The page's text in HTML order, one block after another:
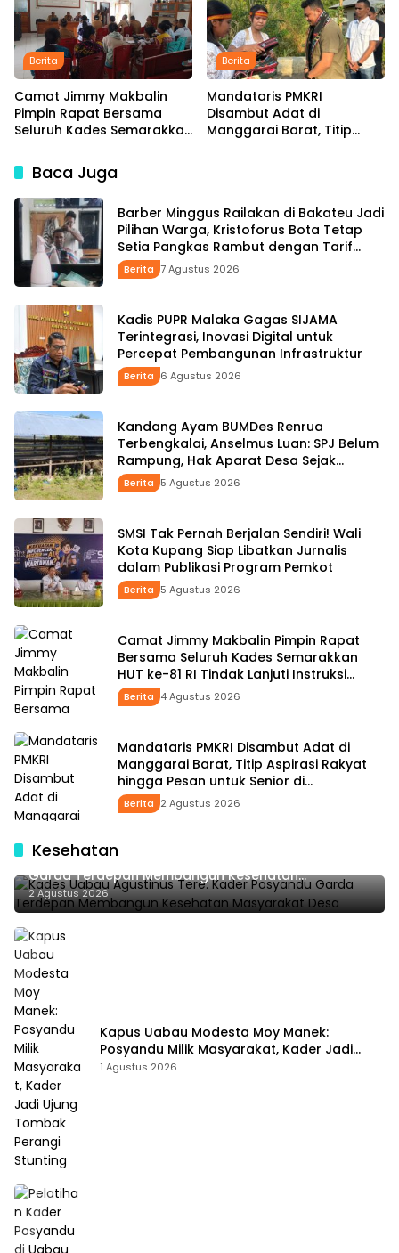
Berita
Camat Jimmy Makbalin
Pimpin Rapat Bersama
Seluruh Kades Semarakkan
Instruksi Bupati SBS dan
Wabup HMS
Berita
Mandataris PMKRI
Disambut Adat di
Manggarai Barat, Titip
Baca Juga
Barber Minggus Railakan di Bakateu Jadi
Pilihan Warga, Kristoforus Bota Tetap
Setia Pangkas Rambut dengan Tarif
Rp15 Ribu per Kepala
Berita 7 Agustus 2026
Kadis PUPR Malaka Gagas SIJAMA
Terintegrasi, Inovasi Digital untuk
Percepat Pembangunan Infrastruktur
Berita 6 Agustus 2026
Kandang Ayam BUMDes Renrua
Terbengkalai, Anselmus Luan: SPJ Belum
Rampung, Hak Aparat Desa Sejak
Januari Belum Dibayar
Berita 5 Agustus 2026
SMSI Tak Pernah Berjalan Sendiri! Wali
Kota Kupang Siap Libatkan Jurnalis
dalam Publikasi Program Pemkot
Berita 5 Agustus 2026
Camat Jimmy Makbalin Pimpin Rapat
Bersama Seluruh Kades Semarakkan
HUT ke-81 RI Tindak Lanjuti Instruksi
Bupati SBS dan Wabup HMS
Berita 4 Agustus 2026
Mandataris PMKRI Disambut Adat di
Manggarai Barat, Titip Aspirasi Rakyat
hingga Pesan untuk Senior di
Pemerintahan
Berita 2 Agustus 2026
Kesehatan
Kades Uabau Agustinus Tere: Kader Posyandu
Garda Terdepan Membangun Kesehatan
Masyarakat Desa
2 Agustus 2026
Kapus Uabau Modesta Moy Manek:
Posyandu Milik Masyarakat, Kader Jadi
Ujung Tombak Perangi Stunting
1 Agustus 2026